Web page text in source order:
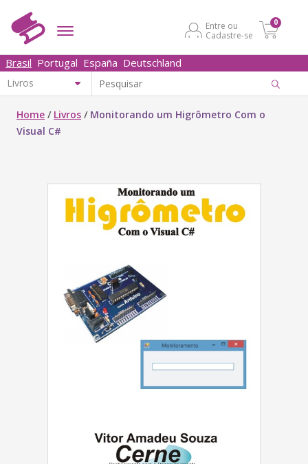
Entre ou
Cadastre-se
0
Brasil Portugal España Deutschland
Home / Livros / Monitorando um Higrômetro Com o
Visual C#